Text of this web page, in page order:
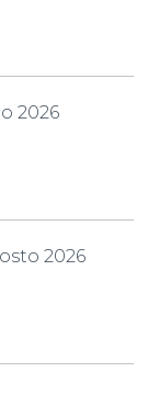
2026
2026